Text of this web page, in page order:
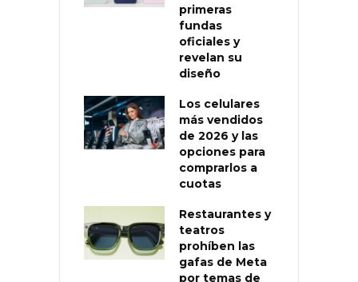
primeras
fundas
oficiales y
revelan su
diseño
Los celulares
más vendidos
de 2026 y las
opciones para
comprarlos a
cuotas
Restaurantes y
teatros
prohíben las
gafas de Meta
por temas de